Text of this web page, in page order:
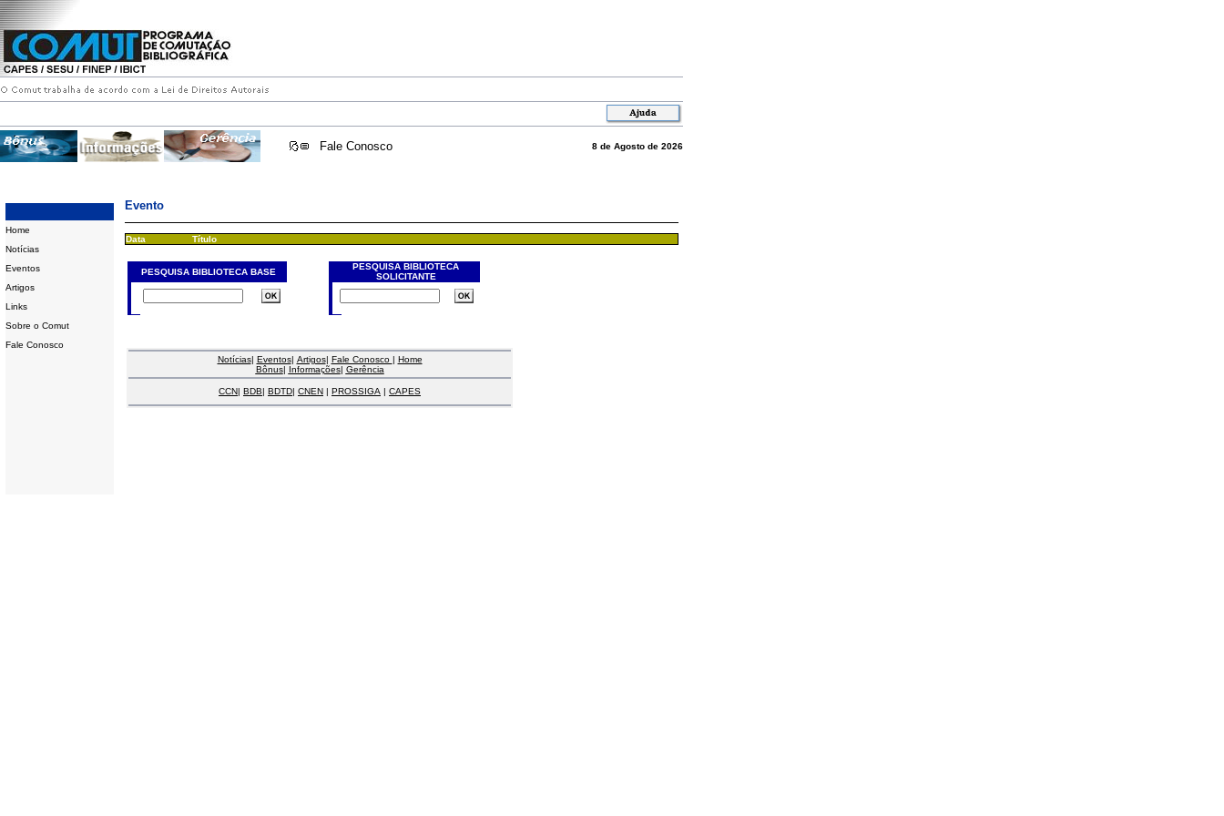
Fale Conosco 8 de Agosto de 2026
Home
Notícias
Eventos
Artigos
Links
Sobre o Comut
Fale Conosco
Evento
Data Título
PESQUISA BIBLIOTECA BASE
PESQUISA BIBLIOTECA
SOLICITANTE
Notícias| Eventos| Artigos| Fale Conosco | Home
Bônus| Informações| Gerência
CCN| BDB| BDTD| CNEN | PROSSIGA | CAPES